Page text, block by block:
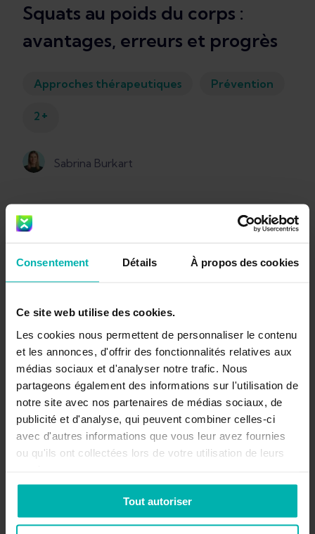
Consentement Détails À propos des cookies
Ce site web utilise des cookies.
Les cookies nous permettent de personnaliser le contenu
et les annonces, d'offrir des fonctionnalités relatives aux
médias sociaux et d'analyser notre trafic. Nous
partageons également des informations sur l'utilisation de
notre site avec nos partenaires de médias sociaux, de
publicité et d'analyse, qui peuvent combiner celles-ci
avec d'autres informations que vous leur avez fournies
ou qu'ils ont collectées lors de votre utilisation de leurs
Tout autoriser
Squats au poids du corps :
avantages, erreurs et progrès
Approches thérapeutiques Prévention
2 +
Sabrina Burkart
Téléchargez
l'appli
Téléchargez maintenant